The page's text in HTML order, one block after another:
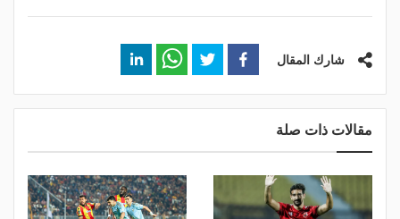
شارك المقال
مقالات ذات صلة